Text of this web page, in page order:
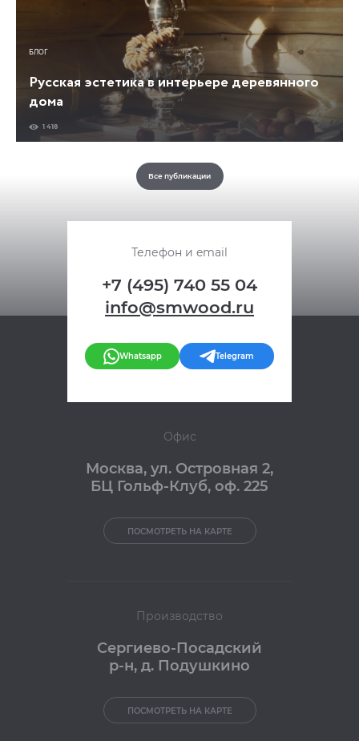
БЛОГ
Русская эстетика в интерьере деревянного
дома
1 418
Все публикации
Телефон и email
+7 (495) 740 55 04
info@smwood.ru
Whatsapp Telegram
Офис
Москва, ул. Островная 2,
БЦ Гольф-Клуб, оф. 225
ПОСМОТРЕТЬ НА КАРТЕ
Производство
Сергиево-Посадский
р-н, д. Подушкино
ПОСМОТРЕТЬ НА КАРТЕ